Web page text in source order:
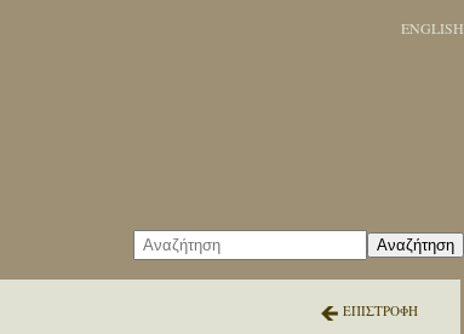
ENGLISH
Αναζήτηση
ΕΠΙΣΤΡΟΦΗ